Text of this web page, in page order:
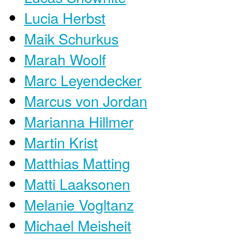
Lucia Herbst
Maik Schurkus
Marah Woolf
Marc Leyendecker
Marcus von Jordan
Marianna Hillmer
Martin Krist
Matthias Matting
Matti Laaksonen
Melanie Vogltanz
Michael Meisheit